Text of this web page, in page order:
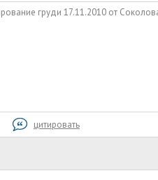
груди 17.11.2010 от
цитировать